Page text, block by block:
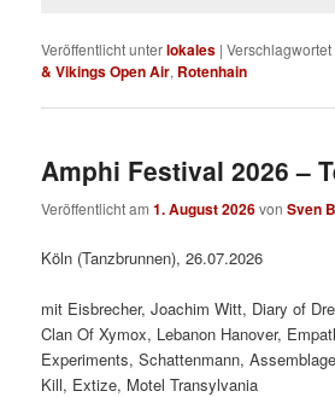
Veröffentlicht unterlokales |Verschlagwortet
& Vikings Open Air, Rotenhain
Amphi Festival 2026 –
Veröffentlicht am1. August 2026vonSven
Köln (Tanzbrunnen), 26.07.2026
mit Eisbrecher, Joachim Witt, Diary of
Clan Of Xymox, Lebanon Hanover,
Experiments, Schattenmann,
Kill, Extize, Motel Transylvania